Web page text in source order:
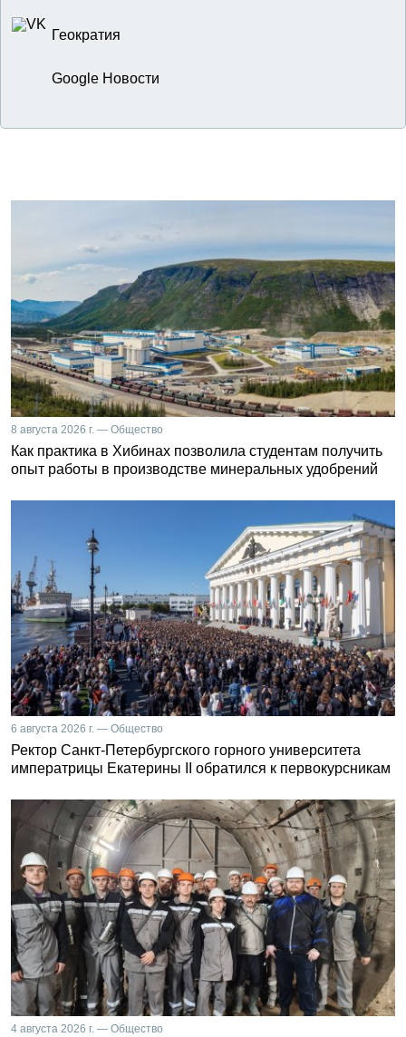
Геократия
Google Новости
8 августа 2026 г. — Общество
Как практика в Хибинах позволила студентам получить
опыт работы в производстве минеральных удобрений
6 августа 2026 г. — Общество
Ректор Санкт-Петербургского горного университета
императрицы Екатерины II обратился к первокурсникам
4 августа 2026 г. — Общество